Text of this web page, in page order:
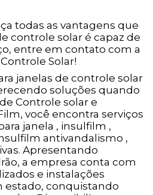
todas as vantagens que
controle solar é capaz de
entre em contato com a
Solar!
janelas de controle solar
soluções quando
Controle solar e
você encontra serviços
janela , insulfilm ,
antivandalismo ,
Apresentando
a empresa conta com
e instalações
estado, conquistando